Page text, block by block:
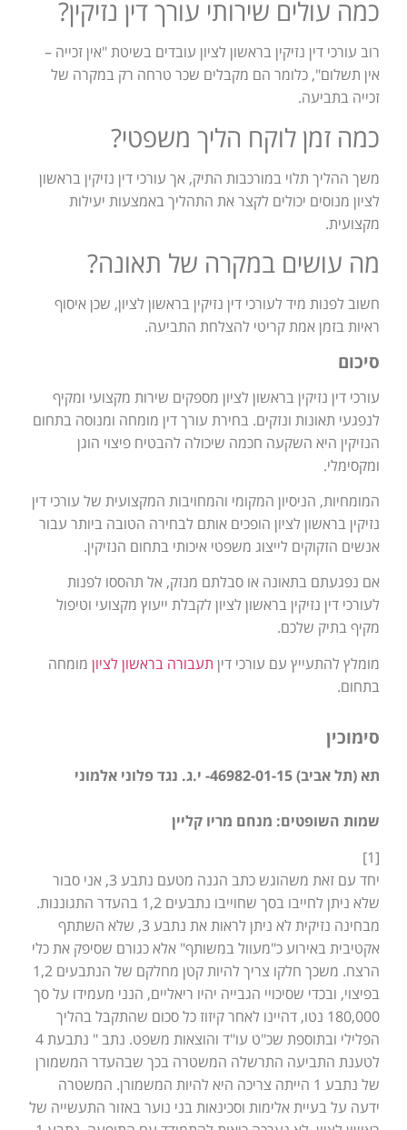
כמה עולים שירותי עורך דין נזיקין?
רוב עורכי דין נזיקין בראשון לציון עובדים בשיטת "אין זכייה –
אין תשלום", כלומר הם מקבלים שכר טרחה רק במקרה של
זכייה בתביעה.
כמה זמן לוקח הליך משפטי?
משך ההליך תלוי במורכבות התיק, אך עורכי דין נזיקין בראשון
לציון מנוסים יכולים לקצר את התהליך באמצעות יעילות
מקצועית.
מה עושים במקרה של תאונה?
חשוב לפנות מיד לעורכי דין נזיקין בראשון לציון, שכן איסוף
ראיות בזמן אמת קריטי להצלחת התביעה.
סיכום
עורכי דין נזיקין בראשון לציון מספקים שירות מקצועי ומקיף
לנפגעי תאונות ונזקים. בחירת עורך דין מומחה ומנוסה בתחום
הנזיקין היא השקעה חכמה שיכולה להבטיח פיצוי הוגן
ומקסימלי.
המומחיות, הניסיון המקומי והמחויבות המקצועית של עורכי דין
נזיקין בראשון לציון הופכים אותם לבחירה הטובה ביותר עבור
אנשים הזקוקים לייצוג משפטי איכותי בתחום הנזיקין.
אם נפגעתם בתאונה או סבלתם מנזק, אל תהססו לפנות
לעורכי דין נזיקין בראשון לציון לקבלת ייעוץ מקצועי וטיפול
מקיף בתיק שלכם.
מומלץ להתעייץ עם עורכי דין תעבורה בראשון לציון מומחה
בתחום.
סימוכין
תא (תל אביב) 46982-01-15- י.ג. נגד פלוני אלמוני
שמות השופטים: מנחם מריו קליין
[1]
יחד עם זאת משהוגש כתב הגנה מטעם נתבע 3, אני סבור
שלא ניתן לחייבו בסך שחוייבו נתבעים 1,2 בהעדר התגוננות.
מבחינה נזיקית לא ניתן לראות את נתבע 3, שלא השתתף
אקטיבית באירוע כ"מעוול במשותף" אלא כגורם שסיפק את כלי
הרצח. משכך חלקו צריך להיות קטן מחלקם של הנתבעים 1,2
בפיצוי, ובכדי שסיכויי הגבייה יהיו ריאליים, הנני מעמידו על סך
180,000 נטו, דהיינו לאחר קיזוז כל סכום שהתקבל בהליך
הפלילי ובתוספת שכ"ט עו"ד והוצאות משפט. נתב " נתבעת 4
לטענת התביעה התרשלה המשטרה בכך שבהעדר המשמורן
של נתבע 1 הייתה צריכה היא להיות המשמורן. המשטרה
ידעה על בעיית אלימות וסכינאות בני נוער באזור התעשייה של